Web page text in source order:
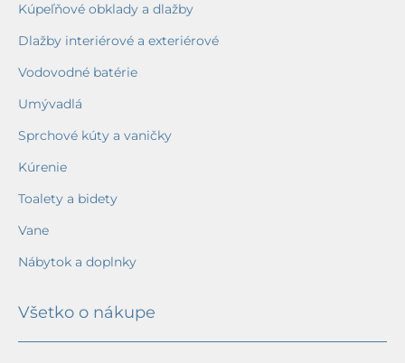
Kúpeľňové obklady a dlažby
Dlažby interiérové a exteriérové
Vodovodné batérie
Umývadlá
Sprchové kúty a vaničky
Kúrenie
Toalety a bidety
Vane
Nábytok a doplnky
Všetko o nákupe